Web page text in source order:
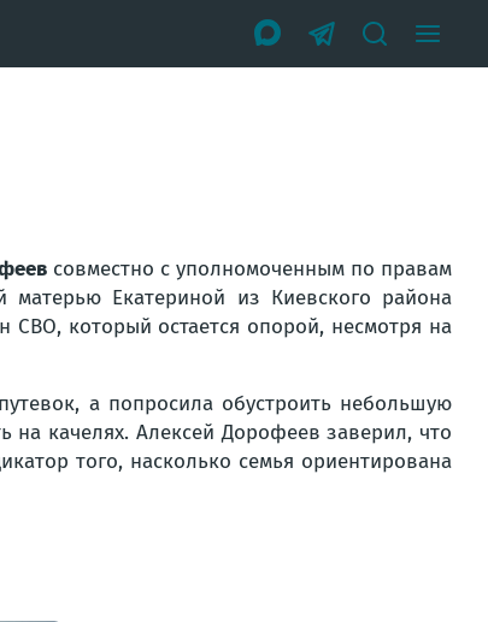
совместно с уполномоченным по правам
матерью Екатериной из Киевского района
который остается опорой, несмотря на
а попросила обустроить небольшую
на качелях. Алексей Дорофеев заверил, что
того, насколько семья ориентирована